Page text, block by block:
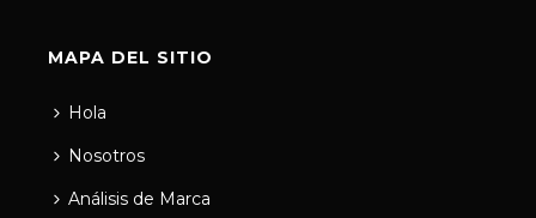
MAPA DEL SITIO
Hola
Nosotros
Análisis de Marca